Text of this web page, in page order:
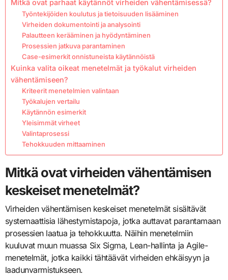
Mitkä ovat parhaat käytännöt virheiden vähentämisessä?
Työntekijöiden koulutus ja tietoisuuden lisääminen
Virheiden dokumentointi ja analysointi
Palautteen kerääminen ja hyödyntäminen
Prosessien jatkuva parantaminen
Case-esimerkit onnistuneista käytännöistä
Kuinka valita oikeat menetelmät ja työkalut virheiden
vähentämiseen?
Kriteerit menetelmien valintaan
Työkalujen vertailu
Käytännön esimerkit
Yleisimmät virheet
Valintaprosessi
Tehokkuuden mittaaminen
Mitkä ovat virheiden vähentämisen
keskeiset menetelmät?
Virheiden vähentämisen keskeiset menetelmät sisältävät
systemaattisia lähestymistapoja, jotka auttavat parantamaan
prosessien laatua ja tehokkuutta. Näihin menetelmiin
kuuluvat muun muassa Six Sigma, Lean-hallinta ja Agile-
menetelmät, jotka kaikki tähtäävät virheiden ehkäisyyn ja
laadunvarmistukseen.